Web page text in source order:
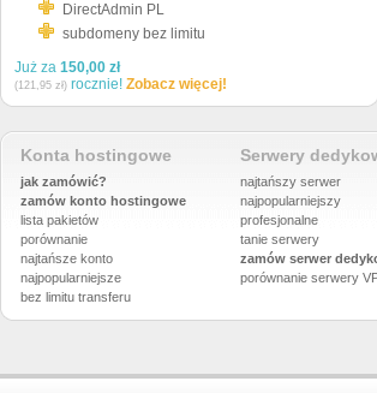
DirectAdmin PL
subdomeny bez limitu
Już za 150,00 zł
(121,95 zł) rocznie! Zobacz więcej!
Konta hostingowe
jak zamówić?
zamów konto hostingowe
lista pakietów
porównanie
najtańsze konto
najpopularniejsze
bez limitu transferu
Serwery
najtańszy serwer
najpopularniejszy
profesjonalne
tanie serwery
zamów serwer
porównanie serwery